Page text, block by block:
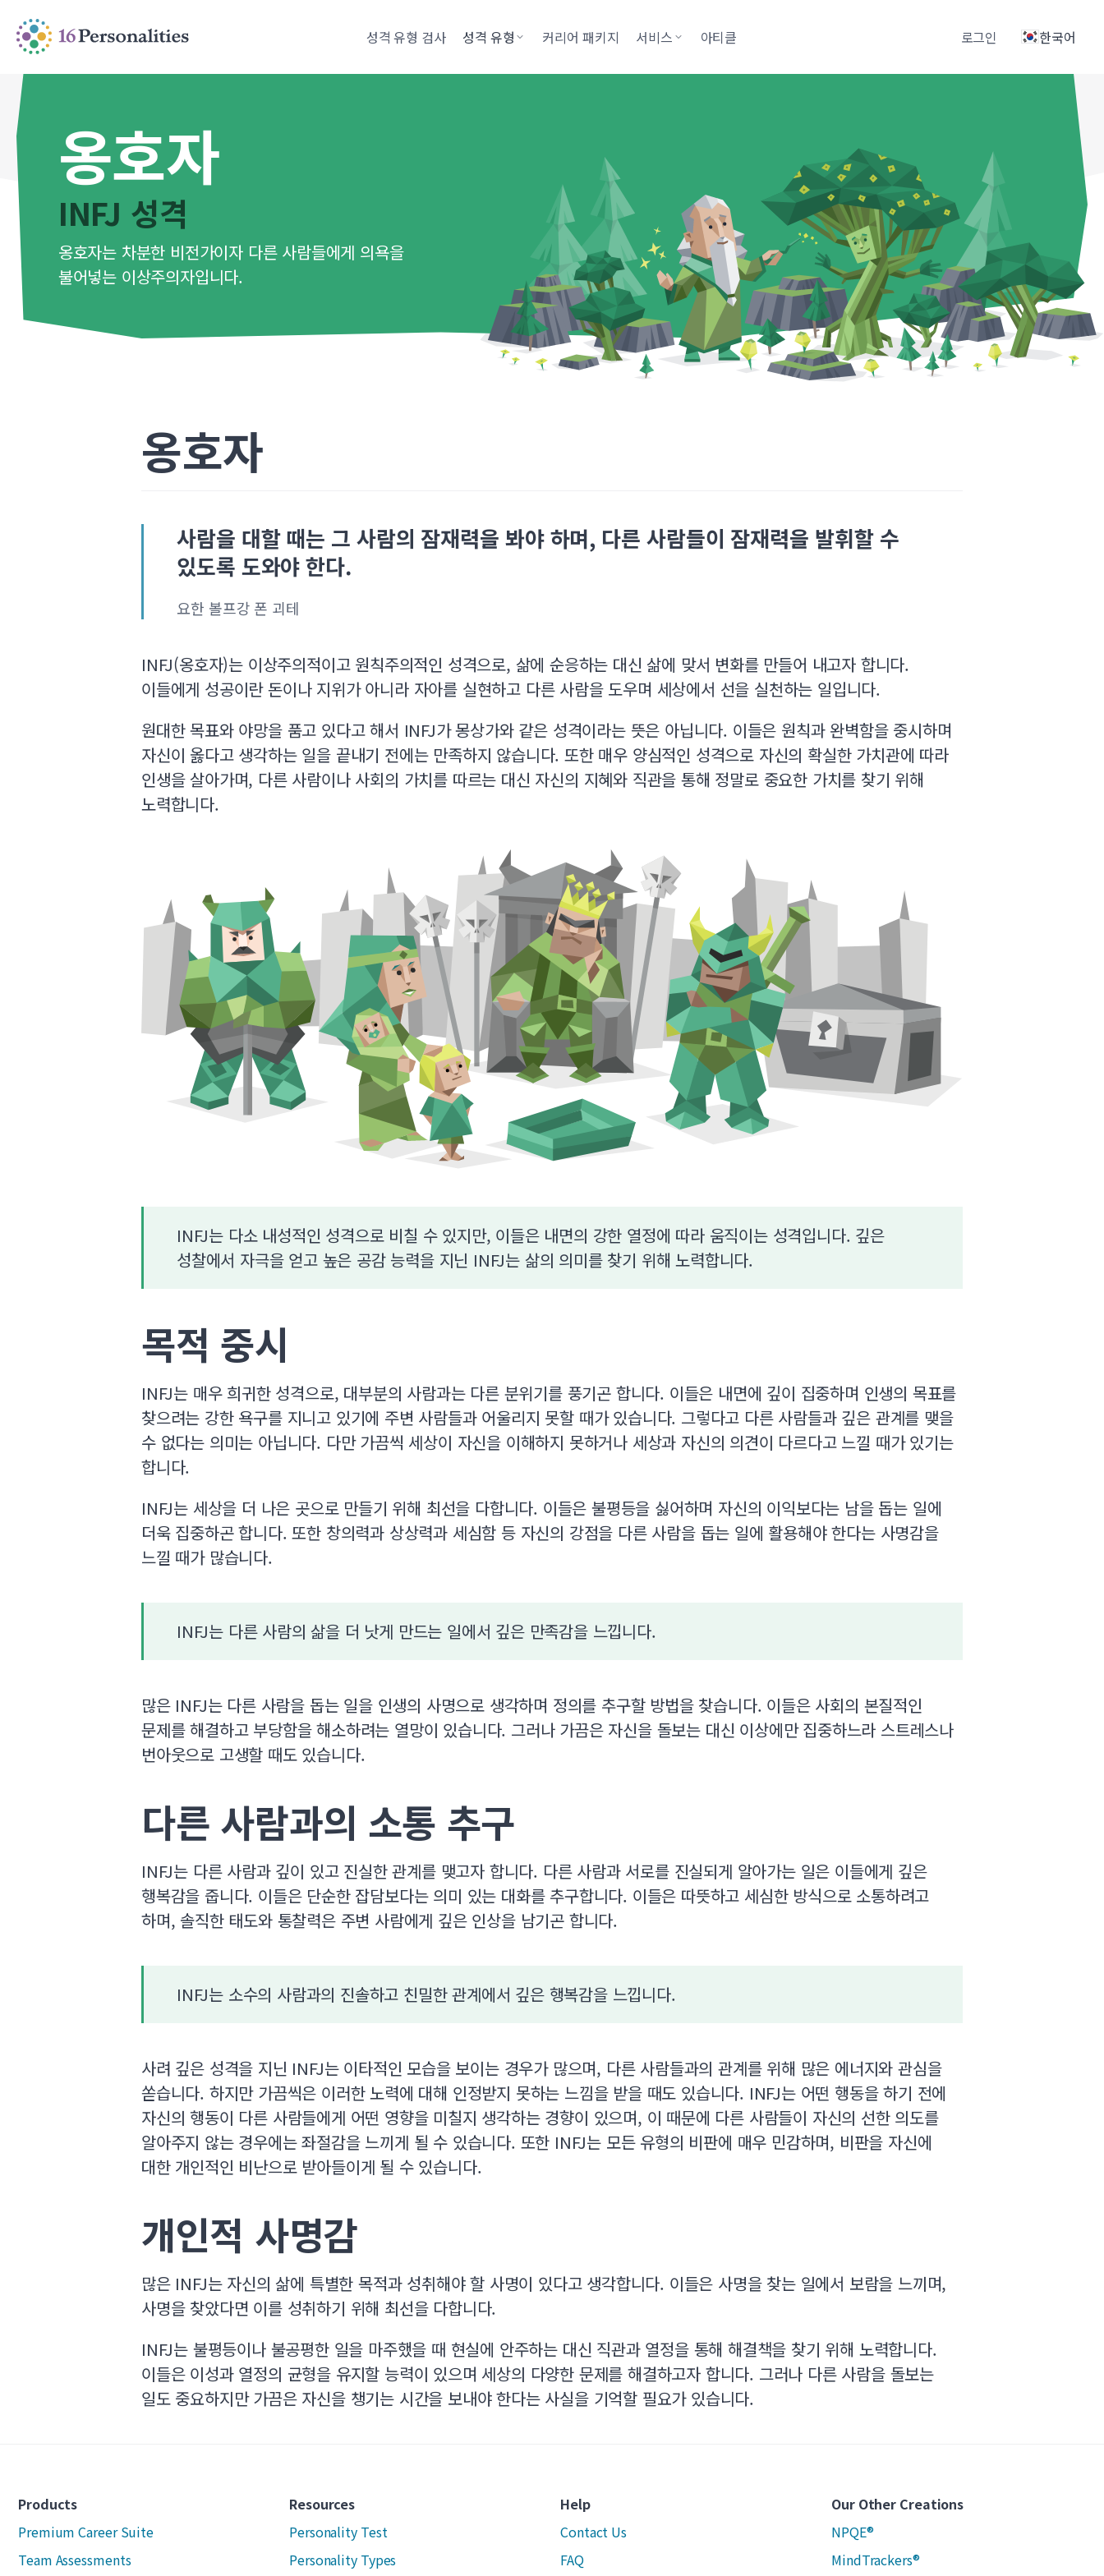
접근성 옵션으로 건너뛰기
성격 유형 검사 성격 유형 커리어 패키지 서비스 아티클 로그인 한국어
옹호자
INFJ 성격
옹호자는 차분한 비전가이자 다른 사람들에게 의욕을
불어넣는 이상주의자입니다.
옹호자
사람을 대할 때는 그 사람의 잠재력을 봐야 하며, 다른 사람들이 잠재력을 발휘할 수
있도록 도와야 한다.
요한 볼프강 폰 괴테
INFJ(옹호자)는 이상주의적이고 원칙주의적인 성격으로, 삶에 순응하는 대신 삶에 맞서 변화를 만들어 내고자 합니다.
이들에게 성공이란 돈이나 지위가 아니라 자아를 실현하고 다른 사람을 도우며 세상에서 선을 실천하는 일입니다.
원대한 목표와 야망을 품고 있다고 해서 INFJ가 몽상가와 같은 성격이라는 뜻은 아닙니다. 이들은 원칙과 완벽함을 중시하며
자신이 옳다고 생각하는 일을 끝내기 전에는 만족하지 않습니다. 또한 매우 양심적인 성격으로 자신의 확실한 가치관에 따라
인생을 살아가며, 다른 사람이나 사회의 가치를 따르는 대신 자신의 지혜와 직관을 통해 정말로 중요한 가치를 찾기 위해
노력합니다.
INFJ는 다소 내성적인 성격으로 비칠 수 있지만, 이들은 내면의 강한 열정에 따라 움직이는 성격입니다. 깊은
성찰에서 자극을 얻고 높은 공감 능력을 지닌 INFJ는 삶의 의미를 찾기 위해 노력합니다.
목적 중시
INFJ는 매우 희귀한 성격으로, 대부분의 사람과는 다른 분위기를 풍기곤 합니다. 이들은 내면에 깊이 집중하며 인생의 목표를
찾으려는 강한 욕구를 지니고 있기에 주변 사람들과 어울리지 못할 때가 있습니다. 그렇다고 다른 사람들과 깊은 관계를 맺을
수 없다는 의미는 아닙니다. 다만 가끔씩 세상이 자신을 이해하지 못하거나 세상과 자신의 의견이 다르다고 느낄 때가 있기는
합니다.
INFJ는 세상을 더 나은 곳으로 만들기 위해 최선을 다합니다. 이들은 불평등을 싫어하며 자신의 이익보다는 남을 돕는 일에
더욱 집중하곤 합니다. 또한 창의력과 상상력과 세심함 등 자신의 강점을 다른 사람을 돕는 일에 활용해야 한다는 사명감을
느낄 때가 많습니다.
INFJ는 다른 사람의 삶을 더 낫게 만드는 일에서 깊은 만족감을 느낍니다.
많은 INFJ는 다른 사람을 돕는 일을 인생의 사명으로 생각하며 정의를 추구할 방법을 찾습니다. 이들은 사회의 본질적인
문제를 해결하고 부당함을 해소하려는 열망이 있습니다. 그러나 가끔은 자신을 돌보는 대신 이상에만 집중하느라 스트레스나
번아웃으로 고생할 때도 있습니다.
다른 사람과의 소통 추구
INFJ는 다른 사람과 깊이 있고 진실한 관계를 맺고자 합니다. 다른 사람과 서로를 진실되게 알아가는 일은 이들에게 깊은
행복감을 줍니다. 이들은 단순한 잡담보다는 의미 있는 대화를 추구합니다. 이들은 따뜻하고 세심한 방식으로 소통하려고
하며, 솔직한 태도와 통찰력은 주변 사람에게 깊은 인상을 남기곤 합니다.
INFJ는 소수의 사람과의 진솔하고 친밀한 관계에서 깊은 행복감을 느낍니다.
사려 깊은 성격을 지닌 INFJ는 이타적인 모습을 보이는 경우가 많으며, 다른 사람들과의 관계를 위해 많은 에너지와 관심을
쏟습니다. 하지만 가끔씩은 이러한 노력에 대해 인정받지 못하는 느낌을 받을 때도 있습니다. INFJ는 어떤 행동을 하기 전에
자신의 행동이 다른 사람들에게 어떤 영향을 미칠지 생각하는 경향이 있으며, 이 때문에 다른 사람들이 자신의 선한 의도를
알아주지 않는 경우에는 좌절감을 느끼게 될 수 있습니다. 또한 INFJ는 모든 유형의 비판에 매우 민감하며, 비판을 자신에
대한 개인적인 비난으로 받아들이게 될 수 있습니다.
개인적 사명감
많은 INFJ는 자신의 삶에 특별한 목적과 성취해야 할 사명이 있다고 생각합니다. 이들은 사명을 찾는 일에서 보람을 느끼며,
사명을 찾았다면 이를 성취하기 위해 최선을 다합니다.
INFJ는 불평등이나 불공평한 일을 마주했을 때 현실에 안주하는 대신 직관과 열정을 통해 해결책을 찾기 위해 노력합니다.
이들은 이성과 열정의 균형을 유지할 능력이 있으며 세상의 다양한 문제를 해결하고자 합니다. 그러나 다른 사람을 돌보는
일도 중요하지만 가끔은 자신을 챙기는 시간을 보내야 한다는 사실을 기억할 필요가 있습니다.
Products
Premium Career Suite
Team Assessments
Resources
Personality Test
Personality Types
Help
Contact Us
FAQ
Our Other Creations
NPQE®
MindTrackers®